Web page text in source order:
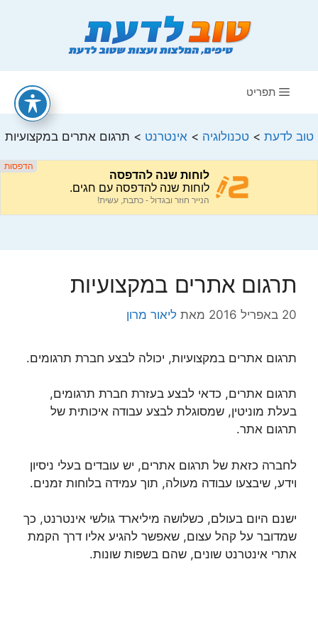
תפריט
טוב לדעת >טכנולוגיה >אינטרנט > תרגום אתרים במקצועיות
תרגום אתרים במקצועיות
20 באפריל 2016 מאת ליאור מרון
תרגום אתרים במקצועיות, יכולה לבצע חברת תרגומים.
תרגום אתרים, כדאי לבצע בעזרת חברת תרגומים,
בעלת מוניטין, שמסוגלת לבצע עבודה איכותית של
תרגום אתר.
לחברה כזאת של תרגום אתרים, יש עובדים בעלי ניסיון
וידע, שיבצעו עבודה מעולה, תוך עמידה בלוחות זמנים.
ישנם היום בעולם, כשלושה מיליארד גולשי אינטרנט, כך
שמדובר על קהל עצום, שאפשר להגיע אליו דרך הקמת
אתרי אינטרנט שונים, שהם בשפות שונות.